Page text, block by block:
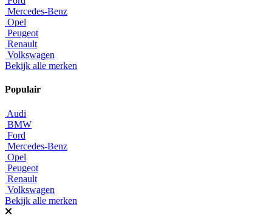
Mercedes-Benz
Opel
Peugeot
Renault
Volkswagen
Bekijk alle merken
Populair
Audi
BMW
Ford
Mercedes-Benz
Opel
Peugeot
Renault
Volkswagen
Bekijk alle merken